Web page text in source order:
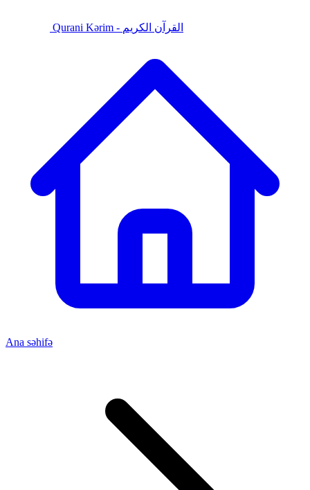
Qurani Kərim - القرآن الكريم
Ana səhifə